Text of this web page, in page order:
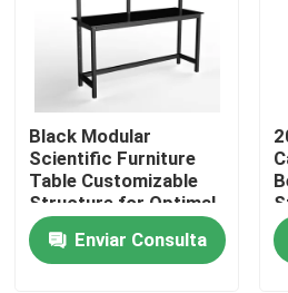
Visita a la fábrica
Control de Calidad
Contacto
Solicitar una cotización
Black Modular
Scientific Furniture
Table Customizable
Structure for Optimal
Functionality and
Space Utilization
Enviar Consulta